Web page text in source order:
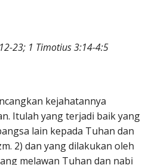
23; 1 Timotius 3:14-4:5
kejahatannya
Itulah yang terjadi baik yang
lain kepada Tuhan dan
2) dan yang dilakukan oleh
melawan Tuhan dan nabi